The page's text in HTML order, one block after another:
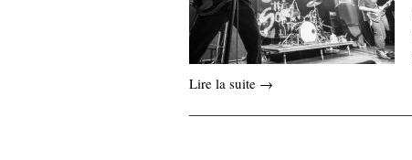
Lire la suite →